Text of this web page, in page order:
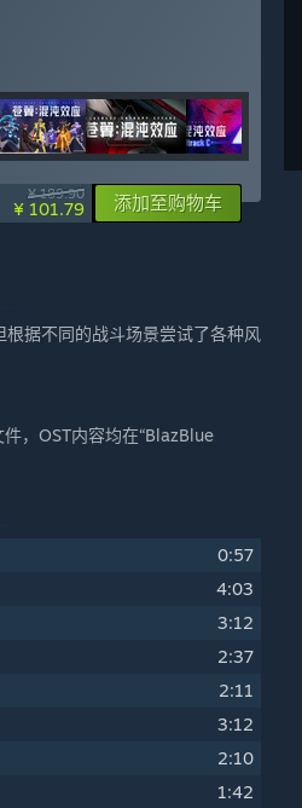
¥ 189.90
¥ 101.79 添加至购物车
据不同的战斗场景尝试了各种风
，OST内容均在“BlazBlue
0:57
4:03
3:12
2:37
2:11
3:12
2:10
1:42